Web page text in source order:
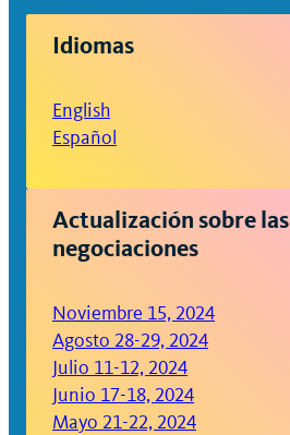
What UC is offering
Acerca de
Qué ofrece la UC
Idiomas
English
Español
Actualización sobre las
negociaciones
Noviembre 15, 2024
Agosto 28-29, 2024
Julio 11-12, 2024
Junio 17-18, 2024
Mayo 21-22, 2024